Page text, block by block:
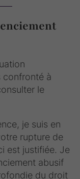
confronté à
le
je suis en
rupture de
est justifiée. Je
abusif
du droit